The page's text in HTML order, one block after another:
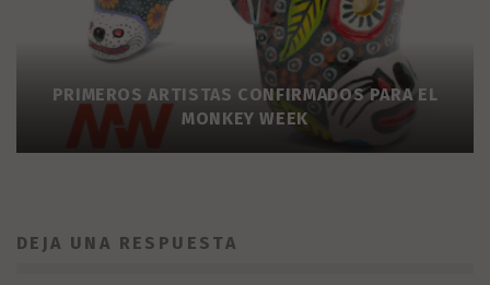
PRIMEROS ARTISTAS CONFIRMADOS PARA EL
MONKEY WEEK
DEJA UNA RESPUESTA